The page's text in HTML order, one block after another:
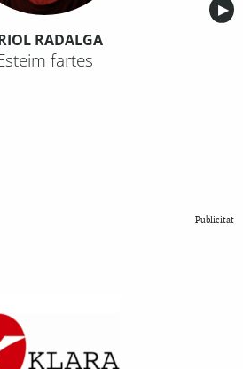
▶︎
RADALGA
fartes
Publicitat